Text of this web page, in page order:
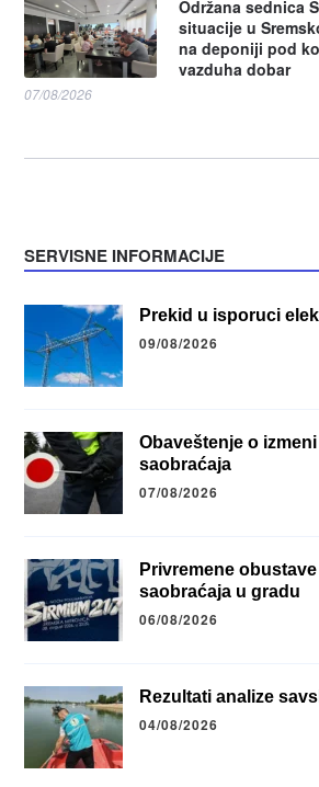
Održana sednica
situacije u
na deponiji pod
vazduha dobar
07/08/2026
SERVISNE INFORMACIJE
Prekid u isporuci
09/08/2026
Obaveštenje o
saobraćaja
07/08/2026
Privremene
saobraćaja u gradu
06/08/2026
Rezultati analize
04/08/2026